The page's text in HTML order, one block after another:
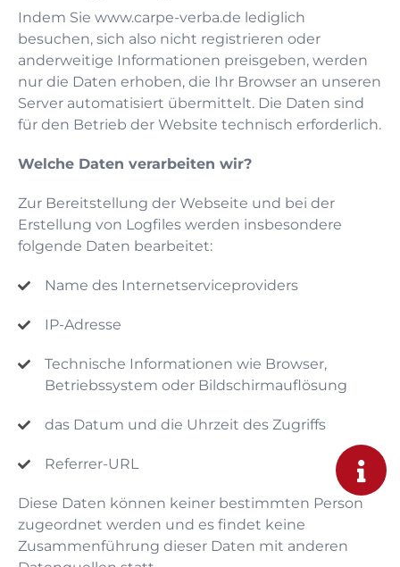
Indem Sie www.carpe-verba.de lediglich
besuchen, sich also nicht registrieren oder
anderweitige Informationen preisgeben, werden
nur die Daten erhoben, die Ihr Browser an unseren
Server automatisiert übermittelt. Die Daten sind
für den Betrieb der Website technisch erforderlich.
Welche Daten verarbeiten wir?
Zur Bereitstellung der Webseite und bei der
Erstellung von Logfiles werden insbesondere
folgende Daten bearbeitet:
Name des Internetserviceproviders
IP-Adresse
Technische Informationen wie Browser,
Betriebssystem oder Bildschirmauflösung
das Datum und die Uhrzeit des Zugriffs
Referrer-URL
Diese Daten können keiner bestimmten Person
zugeordnet werden und es findet keine
Zusammenführung dieser Daten mit anderen